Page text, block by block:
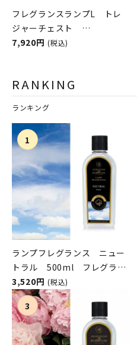
フレグランスランプL トレ
ジャーチェスト
ASHLEIGH&BURWOOD（ア
7,920円 (税込)
RANKING
ランキング
ランプフレグランス ニュー
トラル 500ml フレグラン
スランプ用オイル
ASHLEIGH&BURWOOD（ア
シュレイアンドバーウッド）
3,520円 (税込)